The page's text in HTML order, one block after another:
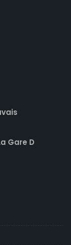
Gare D